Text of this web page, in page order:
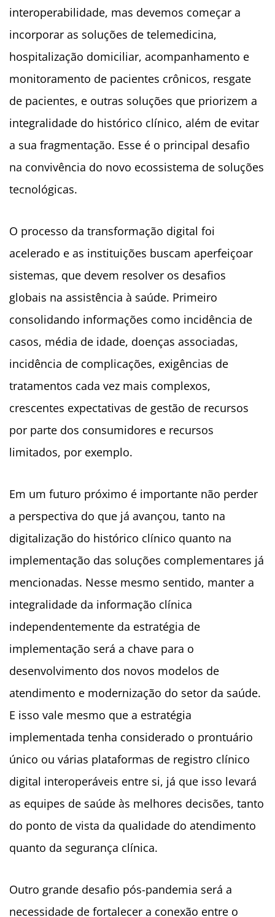
interoperabilidade, mas devemos começar a
incorporar as soluções de telemedicina,
hospitalização domiciliar, acompanhamento e
monitoramento de pacientes crônicos, resgate
de pacientes, e outras soluções que priorizem a
integralidade do histórico clínico, além de evitar
a sua fragmentação. Esse é o principal desafio
na convivência do novo ecossistema de soluções
tecnológicas.
O processo da transformação digital foi
acelerado e as instituições buscam aperfeiçoar
sistemas, que devem resolver os desafios
globais na assistência à saúde. Primeiro
consolidando informações como incidência de
casos, média de idade, doenças associadas,
incidência de complicações, exigências de
tratamentos cada vez mais complexos,
crescentes expectativas de gestão de recursos
por parte dos consumidores e recursos
limitados, por exemplo.
Em um futuro próximo é importante não perder
a perspectiva do que já avançou, tanto na
digitalização do histórico clínico quanto na
implementação das soluções complementares já
mencionadas. Nesse mesmo sentido, manter a
integralidade da informação clínica
independentemente da estratégia de
implementação será a chave para o
desenvolvimento dos novos modelos de
atendimento e modernização do setor da saúde.
E isso vale mesmo que a estratégia
implementada tenha considerado o prontuário
único ou várias plataformas de registro clínico
digital interoperáveis entre si, já que isso levará
as equipes de saúde às melhores decisões, tanto
do ponto de vista da qualidade do atendimento
quanto da segurança clínica.
Outro grande desafio pós-pandemia será a
necessidade de fortalecer a conexão entre o